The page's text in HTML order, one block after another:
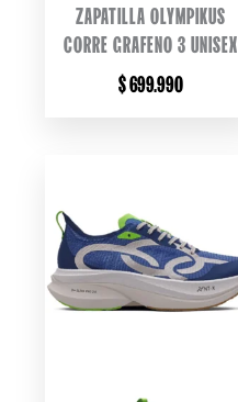
ZAPATILLA OLYMPIKUS
CORRE GRAFENO 3 UNISEX
$699.990